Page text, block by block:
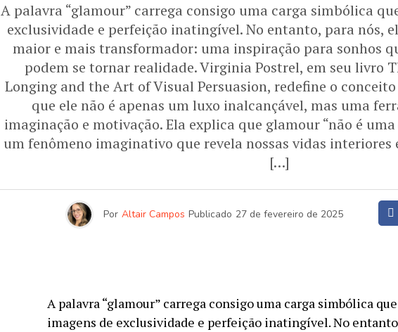
A palavra “glamour” carrega consigo uma carga simbólica
exclusividade e perfeição inatingível. No entanto, para nós,
maior e mais transformador: uma inspiração para sonhos
podem se tornar realidade. Virginia Postrel, em seu livro
Longing and the Art of Visual Persuasion, redefine o
que ele não é apenas um luxo inalcançável, mas uma
imaginação e motivação. Ela explica que glamour “não é
um fenômeno imaginativo que revela nossas vidas interiores
[…]
Por Altair Campos Publicado 27 de fevereiro de 2025
A palavra “glamour” carrega consigo uma carga simbólica
imagens de exclusividade e perfeição inatingível. No